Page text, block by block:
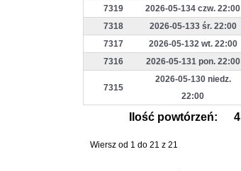
7319
2026-05-134 czw. 22:00
7318
2026-05-133 śr. 22:00
7317
2026-05-132 wt. 22:00
7316
2026-05-131 pon. 22:00
7315
2026-05-130 niedz.
22:00
Ilość powtórzeń: 4
Wiersz od 1 do 21 z 21